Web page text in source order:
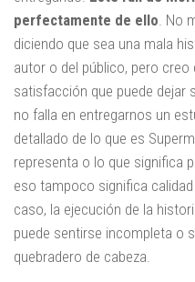
perfectamente de ello. No
diciendo que sea una mala
autor o del público, pero creo
satisfacción que puede dejar
no falla en entregarnos un
detallado de lo que es
representa o lo que significa
eso tampoco significa
caso, la ejecución de la
puede sentirse incompleta o
quebradero de cabeza.